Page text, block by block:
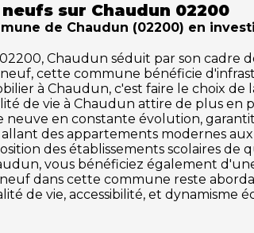
sur Chaudun 02200
de Chaudun (02200) en
Chaudun séduit par son cadre
cette commune bénéficie
à Chaudun, c'est faire le choix
de vie à Chaudun attire de plus
en constante évolution,
des appartements modernes
des établissements scolaires de
vous bénéficiez également
neuf dans cette commune reste
de vie, accessibilité, et